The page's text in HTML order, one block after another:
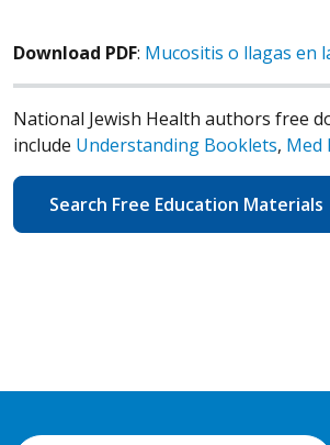
Download PDF: Mucositis o llagas en
National Jewish Health authors free
include Understanding Booklets, Med
Search Free Education Materials